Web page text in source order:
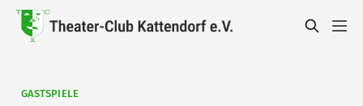
GASTSPIELE